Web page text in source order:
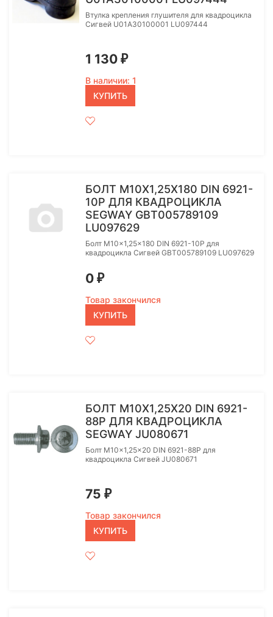
Втулка крепления глушителя для квадроцикла
Сигвей U01A30100001 LU097444
1 130 ₽
В наличии: 1
КУПИТЬ
БОЛТ M10X1,25X180 DIN 6921-
10P ДЛЯ КВАДРОЦИКЛА
SEGWAY GBT005789109
LU097629
Болт M10x1,25x180 DIN 6921-10P для
квадроцикла Сигвей GBT005789109 LU097629
0 ₽
Товар закончился
КУПИТЬ
БОЛТ M10X1,25X20 DIN 6921-
88P ДЛЯ КВАДРОЦИКЛА
SEGWAY JU080671
Болт M10x1,25x20 DIN 6921-88P для
квадроцикла Сигвей JU080671
75 ₽
Товар закончился
КУПИТЬ